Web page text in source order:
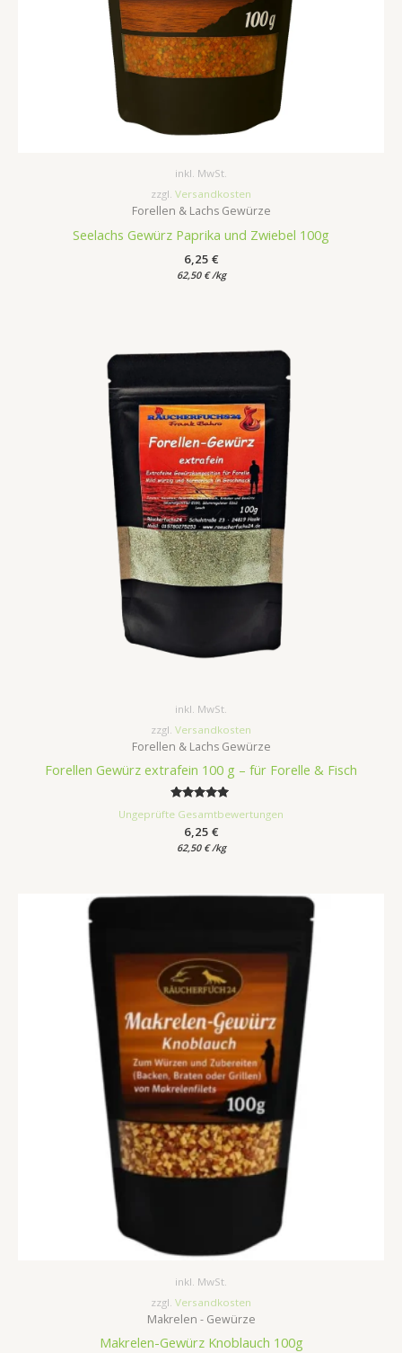
inkl. MwSt.
zzgl. Versandkosten
Forellen & Lachs Gewürze
Seelachs Gewürz Paprika und Zwiebel 100g
6,25 €
62,50 € /kg
inkl. MwSt.
zzgl. Versandkosten
Forellen & Lachs Gewürze
Forellen Gewürz extrafein 100 g – für Forelle & Fisch
Bewertet
mit
5.00
von 5
Ungeprüfte Gesamtbewertungen
6,25 €
62,50 € /kg
inkl. MwSt.
zzgl. Versandkosten
Makrelen - Gewürze
Makrelen-Gewürz Knoblauch 100g